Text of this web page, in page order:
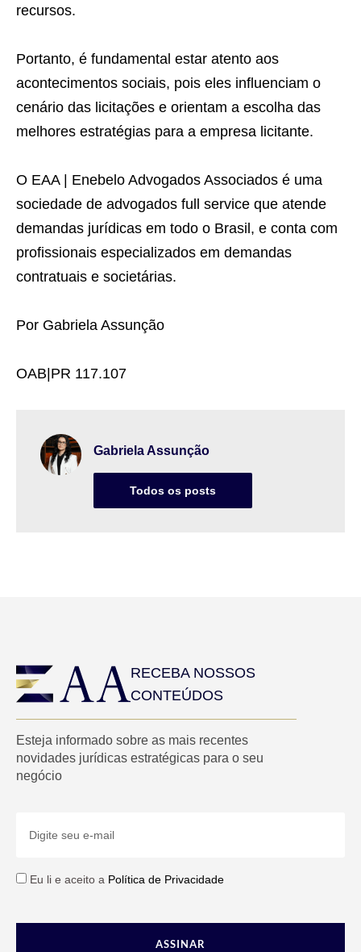
recursos.
Portanto, é fundamental estar atento aos
acontecimentos sociais, pois eles influenciam o
cenário das licitações e orientam a escolha das
melhores estratégias para a empresa licitante.
O EAA | Enebelo Advogados Associados é uma
sociedade de advogados full service que atende
demandas jurídicas em todo o Brasil, e conta com
profissionais especializados em demandas
contratuais e societárias.
Por Gabriela Assunção
OAB|PR 117.107
Gabriela Assunção
Todos os posts
RECEBA NOSSOS
CONTEÚDOS
Esteja informado sobre as mais recentes
novidades jurídicas estratégicas para o seu
negócio
Eu li e aceito a Política de Privacidade
ASSINAR